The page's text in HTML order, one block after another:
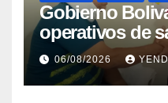
Gobierno
operativos de
protección
municipios
Briceño
06/08/2026